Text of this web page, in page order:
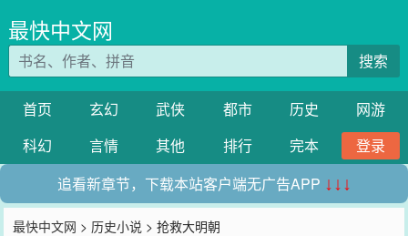
最快中文网
搜索
首页 玄幻 武侠 都市 历史
网游
科幻
言情 其他 排行 完本
登录
追看新章节，下载本站客户端无广告APP ↓↓↓
最快中文网 > 历史小说 > 抢救大明朝